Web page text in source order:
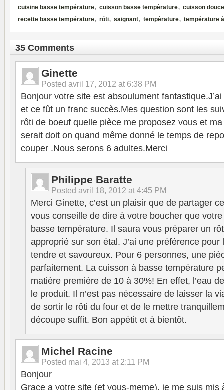
cuisine basse température, cuisson basse température, cuisson douce
recette basse température, rôti, saignant, température, température
35 Comments
Ginette
Posted avril 17, 2012 at 6:38 PM
Bonjour votre site est absoulument
et ce fût un franc succès.Mes question sont les
rôti de boeuf quelle pièce me proposez vous et
serait doit on quand même donné le temps de
couper .Nous serons 6 adultes.Merci
Philippe Baratte
Posted avril 18, 2012 at 4:45 PM
Merci Ginette, c’est un plaisir que de partager
vous conseille de dire à votre boucher que
basse température. Il saura vous préparer un
approprié sur son étal. J’ai une préférence
tendre et savoureux. Pour 6 personnes, une
parfaitement. La cuisson à basse température
matière première de 10 à 30%! En effet, l’eau
le produit. Il n’est pas nécessaire de laisser la
de sortir le rôti du four et de le mettre
découpe suffit. Bon appétit et à bientôt.
Michel Racine
Posted mai 4, 2013 at 2:11 PM
Bonjour
Grace a votre site (et vous-meme), je me suis mis